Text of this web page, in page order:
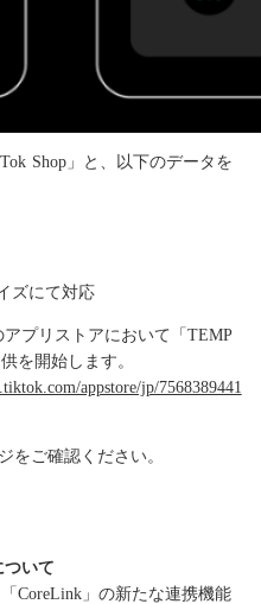
Shop」と、以下のデータを
ズにて対応
プリストアにおいて「TEMP
を開始します。
appstore/jp/7568389441
をご確認ください。
いて
CoreLink」の新たな連携機能